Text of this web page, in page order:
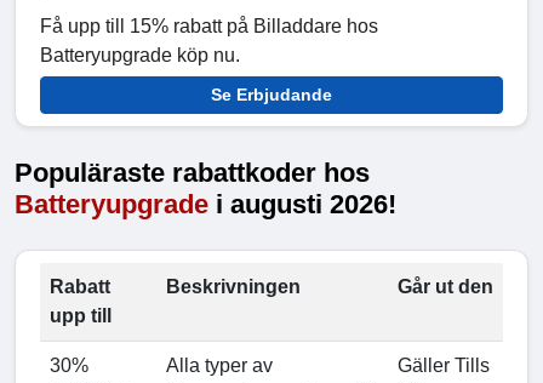
Få upp till 15% rabatt på Billaddare hos
Batteryupgrade köp nu.
Se Erbjudande
Populäraste rabattkoder hos
Batteryupgrade i augusti 2026!
Rabatt
upp till
Beskrivningen Går ut den
30%
Alla typer av
Gäller Tills